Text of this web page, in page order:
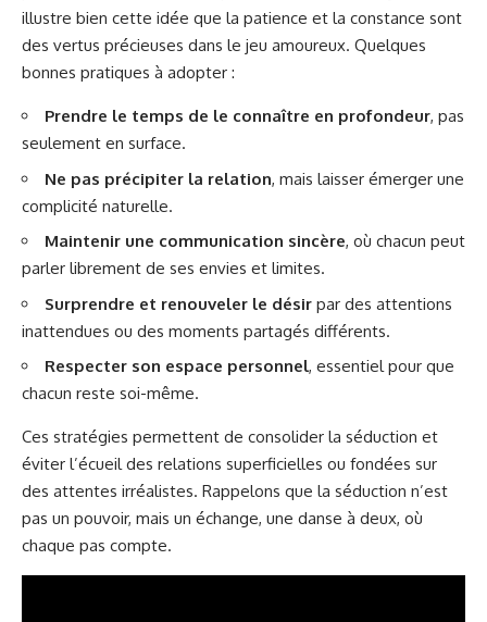
illustre bien cette idée que la patience et la constance sont
des vertus précieuses dans le jeu amoureux. Quelques
bonnes pratiques à adopter :
Prendre le temps de le connaître en profondeur, pas
seulement en surface.
Ne pas précipiter la relation, mais laisser émerger une
complicité naturelle.
Maintenir une communication sincère, où chacun peut
parler librement de ses envies et limites.
Surprendre et renouveler le désir par des attentions
inattendues ou des moments partagés différents.
Respecter son espace personnel, essentiel pour que
chacun reste soi-même.
Ces stratégies permettent de consolider la séduction et
éviter l’écueil des relations superficielles ou fondées sur
des attentes irréalistes. Rappelons que la séduction n’est
pas un pouvoir, mais un échange, une danse à deux, où
chaque pas compte.